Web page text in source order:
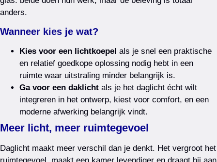
anders.
Wanneer kies je wat?
Kies voor een lichtkoepel als je snel een praktische
en relatief goedkope oplossing nodig hebt in een
ruimte waar uitstraling minder belangrijk is.
Ga voor een daklicht als je het daglicht écht wilt
integreren in het ontwerp, kiest voor comfort, en een
moderne afwerking belangrijk vindt.
Meer licht, meer ruimtegevoel
Daglicht maakt meer verschil dan je denkt. Het vergroot het
ruimtegevoel, maakt een kamer levendiger en draagt bij aan